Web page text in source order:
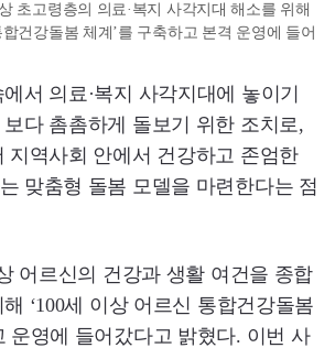
초고령층의 의료·복지 사각지대 해소를 위해
합건강돌봄 체계’를 구축하고 본격 운영에 들어
서 의료·복지 사각지대에 놓이기
다 촘촘하게 돌보기 위한 조치로,
지역사회 안에서 건강하고 존엄한
맞춤형 돌봄 모델을 마련한다는 점
어르신의 건강과 생활 여건을 종합
‘100세 이상 어르신 통합건강돌봄
운영에 들어갔다고 밝혔다. 이번 사